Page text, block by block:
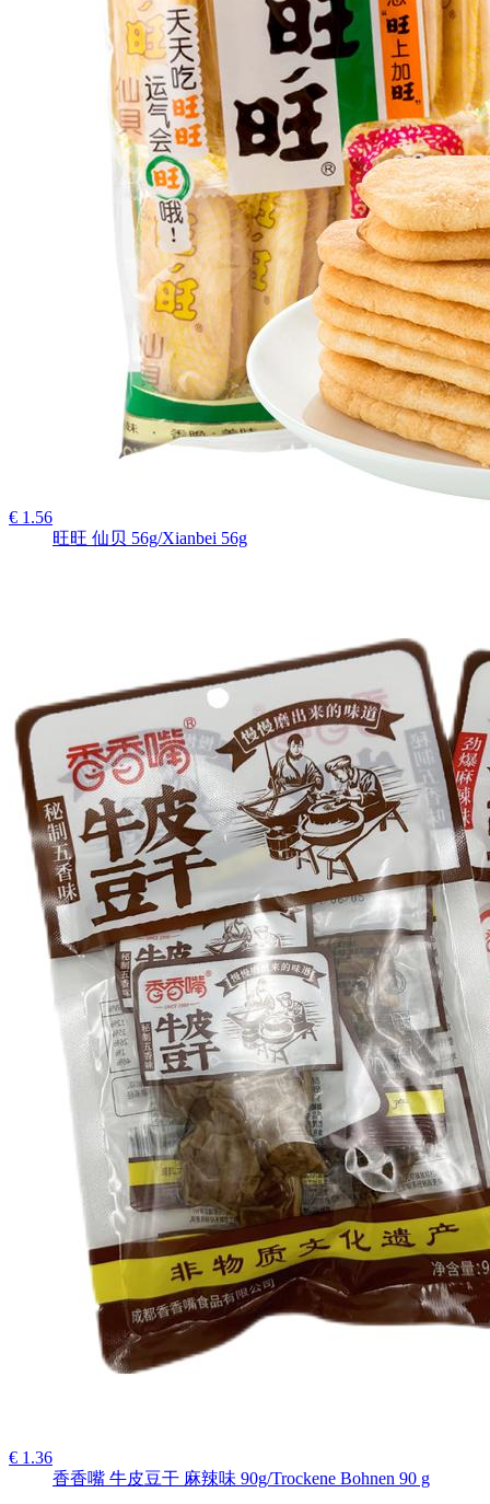
€ 1.56
旺旺 仙贝 56g/Xianbei 56g
€ 1.36
香香嘴 牛皮豆干 麻辣味 90g/Trockene Bohnen 90 g